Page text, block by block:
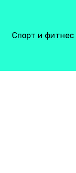
Спорт и фитнес